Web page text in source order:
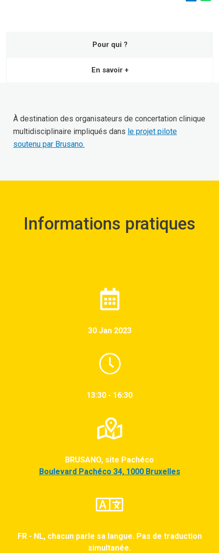
Pour qui ?
En savoir +
À destination des organisateurs de concertation clinique
multidisciplinaire impliqués dans le projet pilote
soutenu par Brusano.
Informations pratiques
30 Jan 2023
13:30 - 16:30
BRUSANO, site Pachéco
Boulevard Pachéco 34, 1000 Bruxelles
FR - NL, chacun parle sa langue. Pas de traduction
simultanée.